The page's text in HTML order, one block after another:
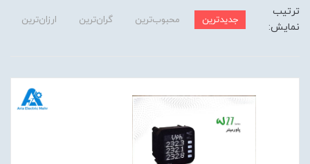
ترتیب
نمایش:
جدیدترین محبوب‌ترین گران‌ترین ارزان‌ترین